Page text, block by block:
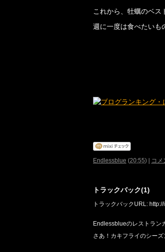
これから、牡蠣のベス
週に一度は食べたいも
Endlessblue (20:55) コメ
トラックバック(1)
トラックバックURL:
Endlessblueのレストラン
さあ！カキフライのシー